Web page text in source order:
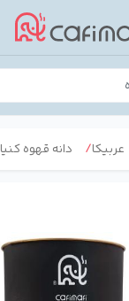
عربیکا دانه قهوه کنیا